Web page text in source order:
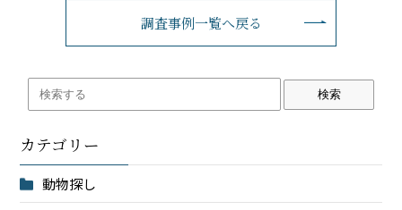
調査事例一覧へ戻る
検索
カテゴリー
動物探し